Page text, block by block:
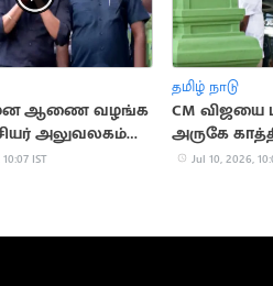
ஆணை வழங்க
அலுவலகம்
விஜய்
IST
தமிழ் நாடு
CM விஜயை
அருகே
Jul 10, 2026,